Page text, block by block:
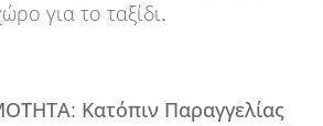
για το ταξίδι.
Κατόπιν Παραγγελίας